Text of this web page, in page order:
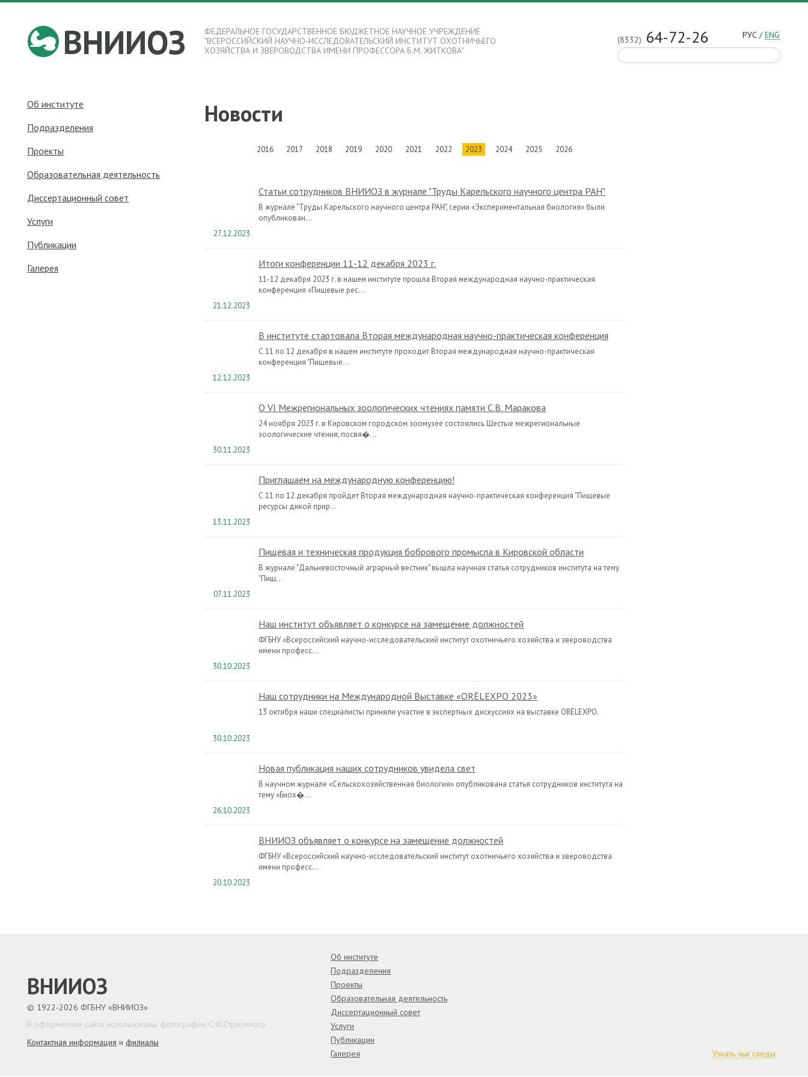
ВНИИОЗ
ФЕДЕРАЛЬНОЕ ГОСУДАРСТВЕННОЕ БЮДЖЕТНОЕ НАУЧНОЕ УЧРЕЖДЕНИЕ
"ВСЕРОССИЙСКИЙ НАУЧНО-ИССЛЕДОВАТЕЛЬСКИЙ ИНСТИТУТ ОХОТНИЧЬЕГО
ХОЗЯЙСТВА И ЗВЕРОВОДСТВА ИМЕНИ ПРОФЕССОРА Б.М. ЖИТКОВА"
(8332) 64-72-26 РУС /ENG
Новости
2016 2017 2018 2019 2020 2021 2022 2023 2024 2025 2026
27.12.2023
Статьи сотрудников ВНИИОЗ в журнале "Труды Карельского научного центра РАН"
В журнале "Труды Карельского научного центра РАН", серии «Экспериментальная биология» были
опубликован...
21.12.2023
Итоги конференции 11-12 декабря 2023 г.
11-12 декабря 2023 г. в нашем институте прошла Вторая международная научно-практическая
конференция «Пищевые рес...
12.12.2023
В институте стартовала Вторая международная научно-практическая конференция
С 11 по 12 декабря в нашем институте проходит Вторая международная научно-практическая
конференция "Пищевые...
30.11.2023
О VI Межрегиональных зоологических чтениях памяти С.В. Маракова
24 ноября 2023 г. в Кировском городском зоомузее состоялись Шестые межрегиональные
зоологические чтения, посвя�...
13.11.2023
Приглашаем на международную конференцию!
С 11 по 12 декабря пройдет Вторая международная научно-практическая конференция "Пищевые
ресурсы дикой прир...
07.11.2023
Пищевая и техническая продукция бобрового промысла в Кировской области
В журнале "Дальневосточный аграрный вестник" вышла научная статья сотрудников института на тему
"Пищ...
30.10.2023
Наш институт объявляет о конкурсе на замещение должностей
ФГБНУ «Всероссийский научно-исследовательский институт охотничьего хозяйства и звероводства
имени професс...
30.10.2023
Наш сотрудники на Международной Выставке «ORЁLEXPO 2023»
13 октября наши специалисты приняли участие в экспертных дискуссиях на выставке ORЁLEXPO.
26.10.2023
Новая публикация наших сотрудников увидела свет
В научном журнале «Сельскохозяйственная биология» опубликована статья сотрудников института на
тему «Биох�...
20.10.2023
ВНИИОЗ объявляет о конкурсе на замещение должностей
ФГБНУ «Всероссийский научно-исследовательский институт охотничьего хозяйства и звероводства
имени професс...
Об институте
Подразделения
Проекты
Образовательная деятельность
Диссертационный совет
Услуги
Публикации
Галерея
ВНИИОЗ
© 1922-2026 ФГБНУ «ВНИИОЗ»
Контактная информация и филиалы
В оформлении сайта использованы фотографии С.Ф.Стреляного
Об институте
Подразделения
Проекты
Образовательная деятельность
Диссертационный совет
Услуги
Публикации
Галерея
Узнать чьи следы